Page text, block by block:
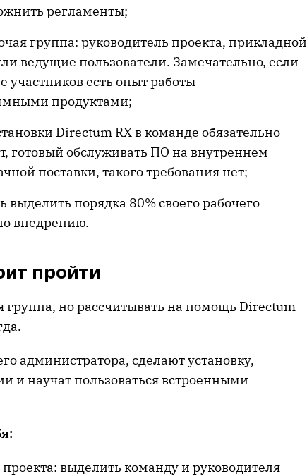
регламенты;
группа: руководитель проекта, прикладной
ведущие пользователи. Замечательно, если
есть опыт работы
продуктами;
Directum RX в команде обязательно
готовый обслуживать ПО на внутреннем
поставки, такого требования нет;
выделить порядка 80% своего рабочего
внедрению.
пройти
группа, но рассчитывать на помощь Directum
администратора, сделают установку,
и научат пользоваться встроенными
выделить команду и руководителя